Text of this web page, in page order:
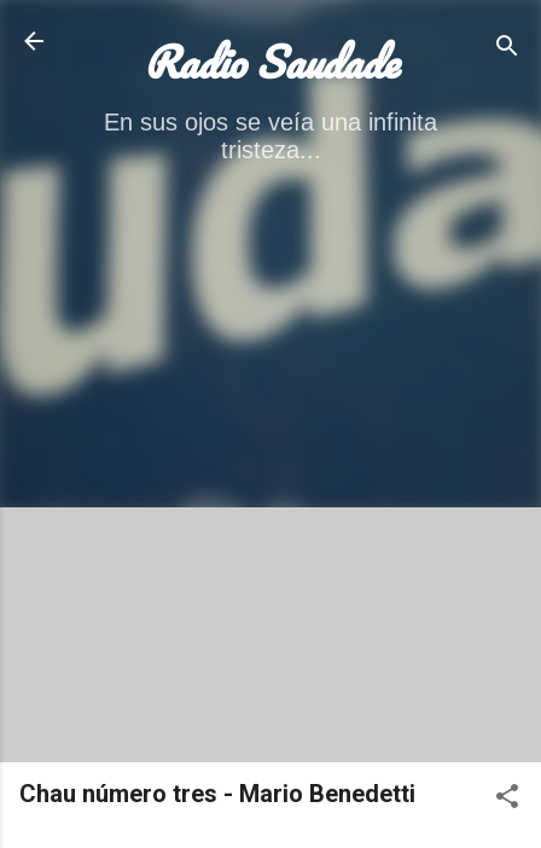
Radio Saudade
En sus ojos se veía una infinita
tristeza...
Chau número tres - Mario Benedetti